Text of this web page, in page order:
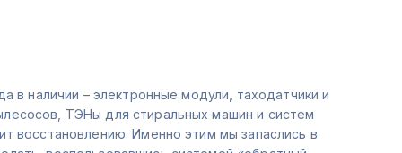
в наличии – электронные модули, таходатчики и
ТЭНы для стиральных машин и систем
восстановлению. Именно этим мы запаслись в